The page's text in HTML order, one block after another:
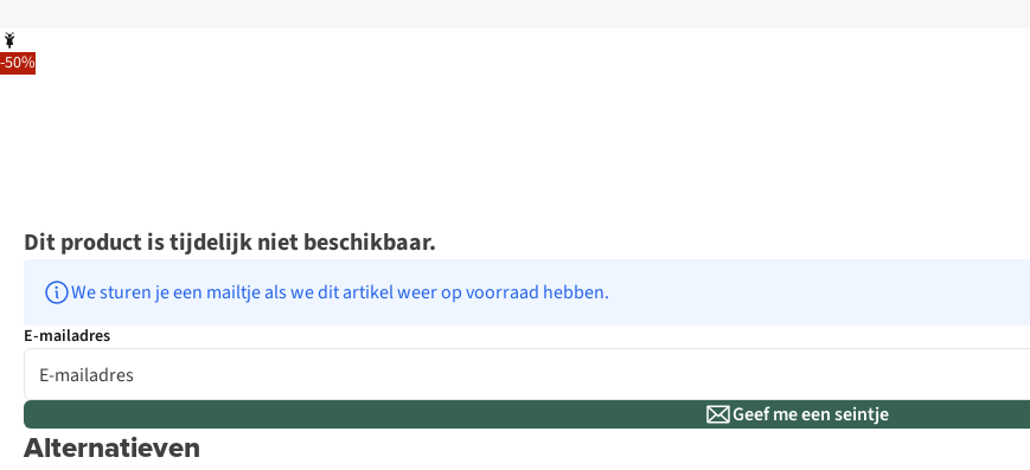
-50%
Dit product is tijdelijk niet beschikbaar.
We sturen je een mailtje als we dit artikel weer op voorraad hebben.
E-mailadres
Geef me een seintje
Alternatieven